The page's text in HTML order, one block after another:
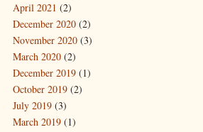
April 2021 (2)
December 2020 (2)
November 2020 (3)
March 2020 (2)
December 2019 (1)
October 2019 (2)
July 2019 (3)
March 2019 (1)